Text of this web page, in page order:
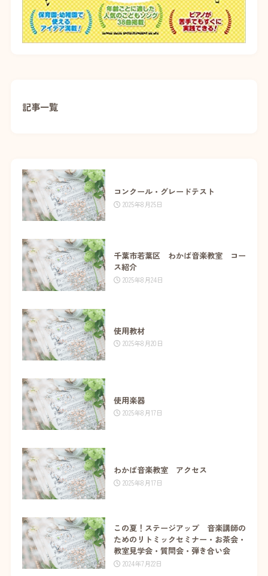
記事一覧
コンクール・グレードテスト
2025年8月25日
千葉市若葉区 わかば音楽教室 コー
ス紹介
2025年8月24日
使用教材
2025年8月20日
使用楽器
2025年8月17日
わかば音楽教室 アクセス
2025年8月17日
この夏！ステージアップ 音楽講師の
ためのリトミックセミナー・お茶会・
教室見学会・質問会・弾き合い会
2024年7月22日